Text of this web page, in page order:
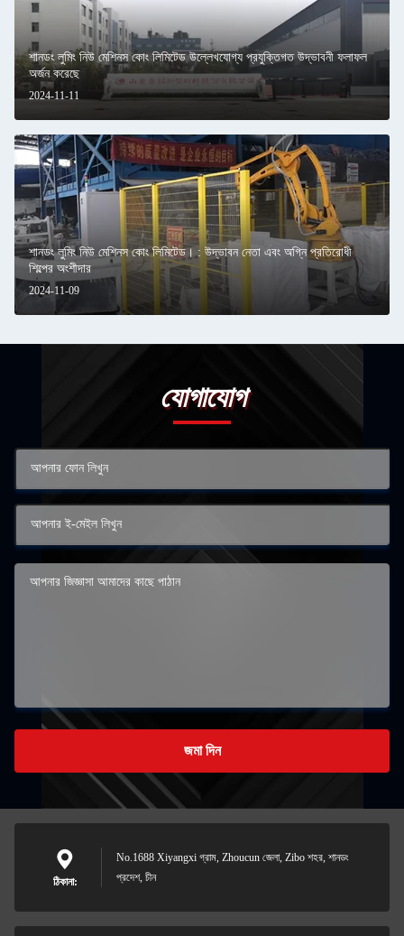
2024-11-11
শানডং লুমিং নিউ মেশিনস কোং লিমিটেড উল্লেখযোগ্য প্রযুক্তিগত উদ্ভাবনী ফলাফল
অর্জন করেছে
2024-11-09
শানডং লুমিং নিউ মেশিনস কোং লিমিটেড। : উদ্ভাবন নেতা এবং অগ্নি প্রতিরোধী
শিল্পের অংশীদার
যোগাযোগ
জমা দিন
ঠিকানা:
No.1688 Xiyangxi গ্রাম, Zhoucun জেলা, Zibo শহর, শানডং
প্রদেশ, চীন